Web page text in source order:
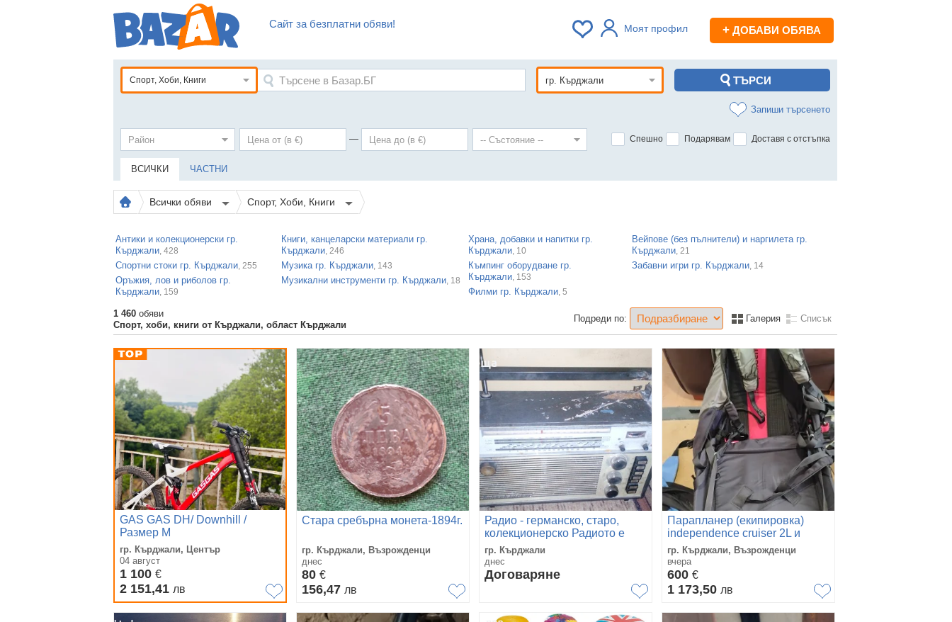
Сайт за безплатни обяви! Моят профил + ДОБАВИ ОБЯВА
Спорт, Хоби, Книги
Запиши търсенето
— Спешно Подарявам Доставя с отстъпка
ВСИЧКИ ЧАСТНИ
Всички обяви Спорт, Хоби, Книги
Антики и колекционерски гр.
Кърджали, 428
Спортни стоки гр. Кърджали, 255
Оръжия, лов и риболов гр.
Кърджали, 159
Книги, канцеларски материали гр.
Кърджали, 246
Музика гр. Кърджали, 143
Музикални инструменти гр. Кърджали, 18
Храна, добавки и напитки гр.
Кърджали, 10
Къмпинг оборудване гр.
Кърджали, 153
Филми гр. Кърджали, 5
Вейпове (без пълнители) и наргилета гр.
Кърджали, 21
Забавни игри гр. Кърджали, 14
1 460 обяви
Спорт, хоби, книги от Кърджали, област Кърджали
Подреди по: Галерия Списък
GAS GAS DH/ Downhill /
Размер М
гр. Кърджали, Център
04 август
1 100 €
2 151,41 лв
Стара сребърна монета-1894г.
гр. Кърджали, Възрожденци
днес
80 €
156,47 лв
Радио - германско, старо,
колекционерско Радиото е
налично.
гр. Кърджали
днес
Договаряне
Парапланер (екипировка)
independence cruiser 2L и
сбруя Independence x-pro
гр. Кърджали, Възрожденци
вчера
600 €
1 173,50 лв